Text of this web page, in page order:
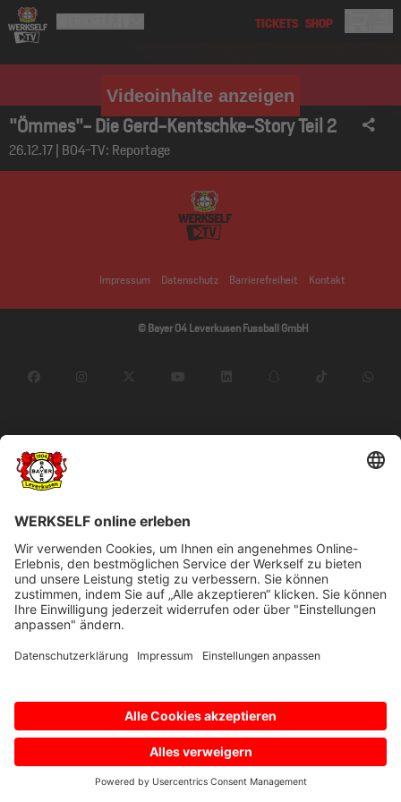
Videoinhalte anzeigen
"Ömmes"- Die Gerd-Kentschke-Story Teil 2
26.12.17 | B04-TV: Reportage
Impressum Datenschutz Barrierefreiheit Kontakt
© Bayer 04 Leverkusen Fussball GmbH